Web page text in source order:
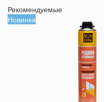
Рекомендуемые
Новинка